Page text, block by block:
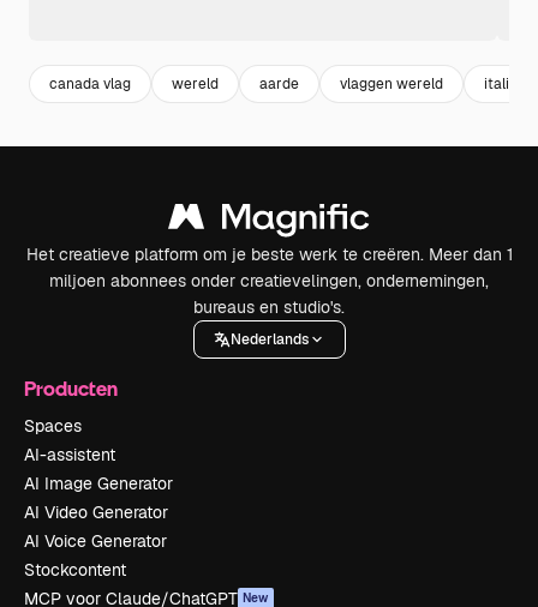
canada vlag wereld aarde vlaggen wereld italie
Het creatieve platform om je beste werk te creëren. Meer dan 1
miljoen abonnees onder creatievelingen, ondernemingen,
bureaus en studio's.
Nederlands
Producten
Spaces
AI-assistent
AI Image Generator
AI Video Generator
AI Voice Generator
Stockcontent
MCP voor Claude/ChatGPT New